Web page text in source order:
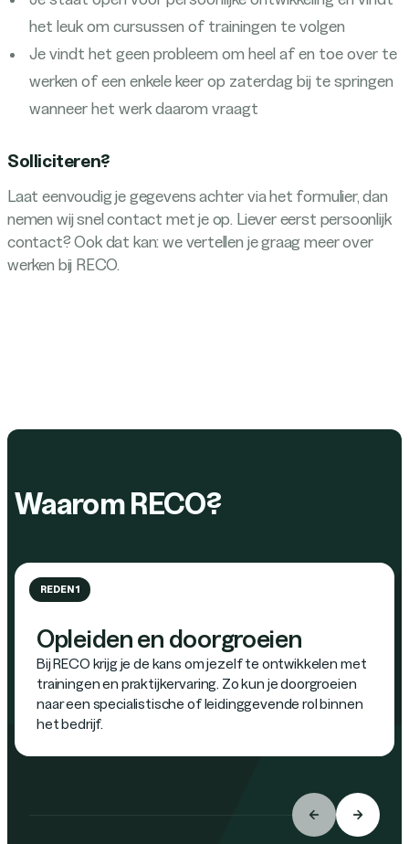
het leuk om cursussen of trainingen te volgen
Je vindt het geen probleem om heel af en toe over te
werken of een enkele keer op zaterdag bij te springen
wanneer het werk daarom vraagt
Solliciteren?
Laat eenvoudig je gegevens achter via het formulier, dan
nemen wij snel contact met je op. Liever eerst persoonlijk
contact? Ook dat kan: we vertellen je graag meer over
werken bij RECO.
Waarom RECO?
REDEN 1
Opleiden en doorgroeien
Bij RECO krijg je de kans om jezelf te ontwikkelen met
trainingen en praktijkervaring. Zo kun je doorgroeien
naar een specialistische of leidinggevende rol binnen
het bedrijf.